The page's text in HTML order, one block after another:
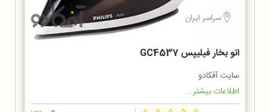
سراسر ایران
اتو بخار فیلیپس GC4537
سایت آفکادو
اطلاعات بیشتر...